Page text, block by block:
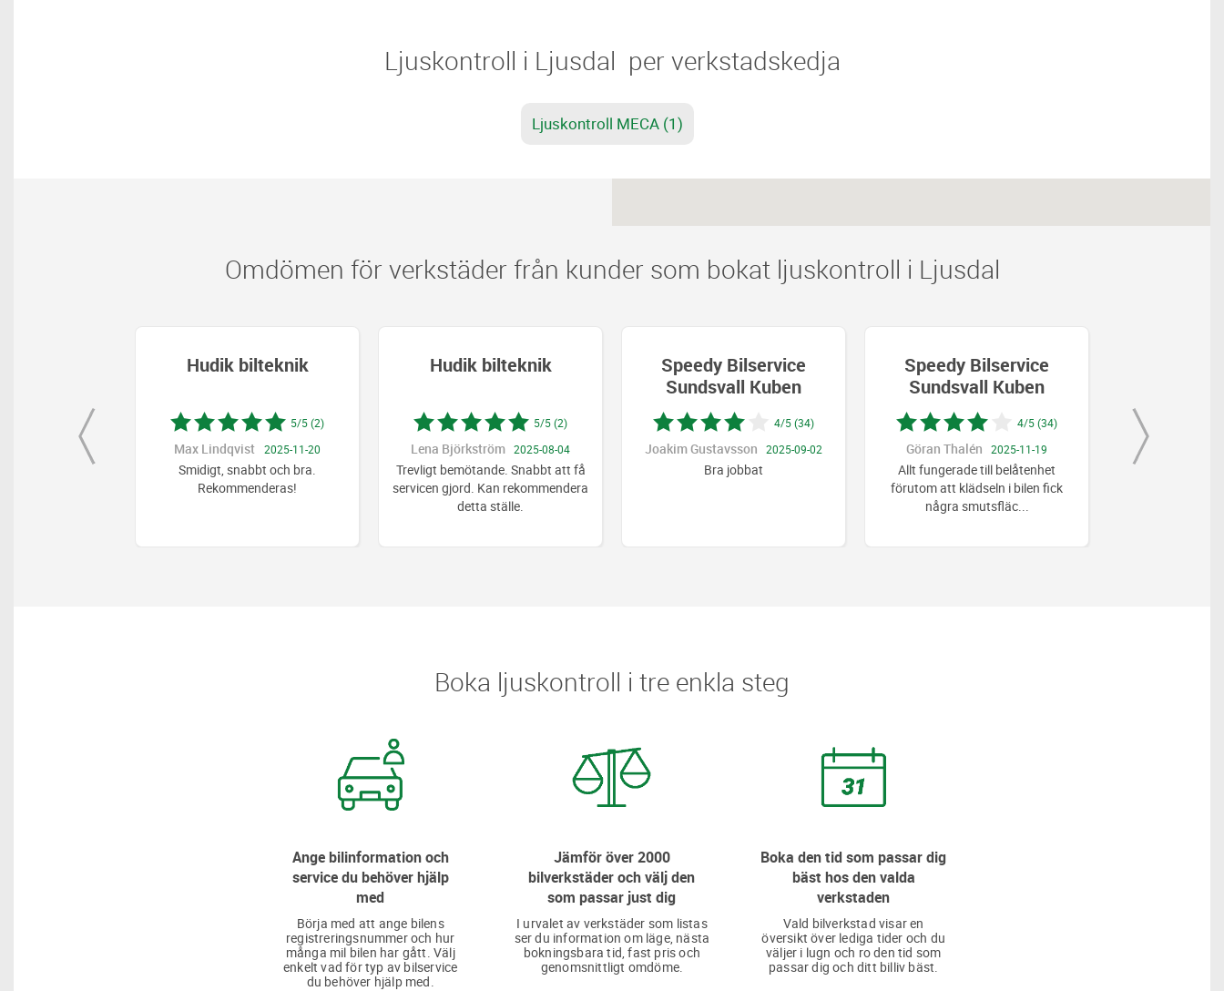
​​Ljuskontroll i Ljusdal ​​ per verkstadskedja
Ljuskontroll MECA (1)
Omdömen för verkstäder från kunder som bokat ljuskontroll i Ljusdal
5/5 (2)
Max Lindqvist
Smidigt, snabbt och bra.
Hudik bilteknik
5/5 (2)
Lena Björkström 2025-08-04
Trevligt bemötande. Snabbt att få
servicen gjord. Kan rekommendera
Speedy Bilservice
4/5 (34)
Joakim Gustavsson 2025-09-02
Bra jobbat
Speedy Bilservice
Sundsvall Kuben
4/5 (34)
Göran Thalén
Allt fungerade till belåtenhet
förutom att klädseln i bilen fick
Speedy Bilservice
Sundsvall Kuben
5/5 (34)
Stefan Nylander 2026-04-14
Snabb, trevlig och prisvärd
Boka ljuskontroll i tre enkla steg
Ange bilinformation och
service du behöver hjälp
med
Börja med att ange bilens
registreringsnummer och hur
många mil bilen har gått. Välj
enkelt vad för typ av bilservice
du behöver hjälp med.
Jämför över 2000
bilverkstäder och välj den
som passar just dig
I urvalet av verkstäder som listas
ser du information om läge, nästa
bokningsbara tid, fast pris och
genomsnittligt omdöme.
Boka den tid som passar dig
bäst hos den valda
verkstaden
Vald bilverkstad visar en
översikt över lediga tider och du
väljer i lugn och ro den tid som
passar dig och ditt billiv bäst.